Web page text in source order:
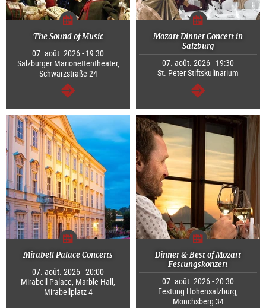
The Sound of Music
07. août. 2026 - 19:30
Salzburger Marionettentheater,
Schwarzstraße 24
Continuer
Mozart Dinner Concert in
Salzburg
07. août. 2026 - 19:30
St. Peter Stiftskulinarium
Continuer
Mirabell Palace Concerts
07. août. 2026 - 20:00
Mirabell Palace, Marble Hall,
Mirabellplatz 4
Dinner & Best of Mozart
Festungskonzert
07. août. 2026 - 20:30
Festung Hohensalzburg,
Mönchsberg 34